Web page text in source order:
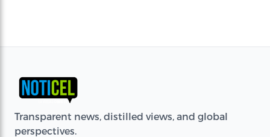
Transparent news, distilled views, and global
perspectives.